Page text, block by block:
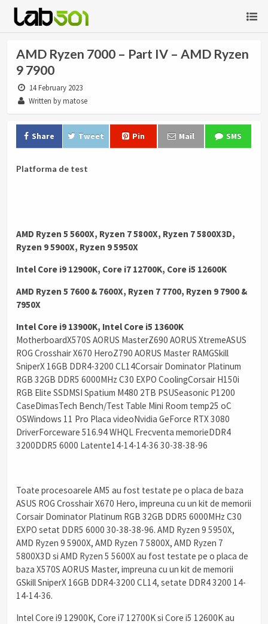
AMD Ryzen 7000 – Part IV – AMD Ryzen
9 7900
14 February 2023
Written by matose
Share Tweet Pin Mail SMS
Platforma de test
AMD Ryzen 5 5600X, Ryzen 7 5800X, Ryzen 7 5800X3D,
Ryzen 9 5900X, Ryzen 9 5950X
Intel Core i9 12900K, Core i7 12700K, Core i5 12600K
AMD Ryzen 5 7600 & 7600X, Ryzen 7 7700, Ryzen 9 7900 &
7950X
Intel Core i9 13900K, Intel Core i5 13600K
MotherboardX570S AORUS MasterZ690 AORUS XtremeASUS
ROG Crosshair X670 HeroZ790 AORUS Master RAMGSkill
SniperX 16GB DDR4-3200 CL14Corsair Dominator Platinum
RGB 32GB DDR5 6000MHz C30 EXPO CoolingCorsair H150i
RGB Elite SSDMSI Spatium M480 2TB PSUSeasonic P1200
CaseDimasTech Bench/Test Table Mini Room temp25 oC
OSWindows 11 Pro Placa videoNvidia GeForce RTX 3080
DriverForceware 516.94 WHQL Frecventa memorieDDR4
3200DDR5 6000 Latente14-14-14-36 30-38-38-96
Toate procesoarele AM5 au fost testate pe o placa de baza
ASUS ROG Crosshair X670 Hero, impreuna cu un kit de memorii
Corsair Dominator Platinum RGB 32GB DDR5 6000MHz C30
EXPO setat DDR5 6000 30-38-38-96. AMD Ryzen 9 5950X,
AMD Ryzen 9 5900X, AMD Ryzen 7 5800X, AMD Ryzen 7
5800X3D si AMD Ryzen 5 5600X au fost testate pe o placa de
baza X570S AORUS Master, impreuna cu un kit de memorii
GSkill SniperX 16GB DDR4-3200 CL14, setate DDR4 3200 14-
14-14-36.
Intel Core i9 12900K, Core i7 12700K si Core i5 12600K au